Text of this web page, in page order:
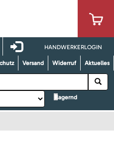
HANDWERKERLOGIN
Versand Widerruf Aktuelles
lagernd